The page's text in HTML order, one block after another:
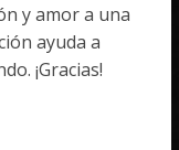
y amor a una
ayuda a
¡Gracias!